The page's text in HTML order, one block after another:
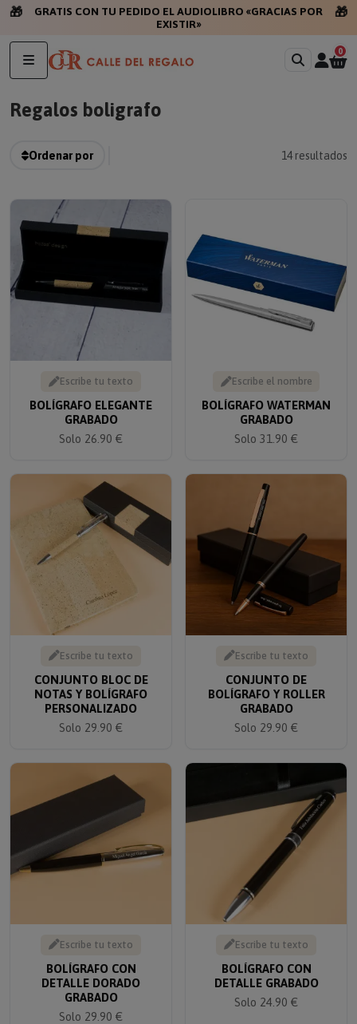
🎁
GRATIS CON TU PEDIDO EL AUDIOLIBRO «GRACIAS POR
EXISTIR»
🎁
0
Regalos boligrafo
Ordenar por 14 resultados
Escribe tu texto
BOLÍGRAFO ELEGANTE
GRABADO
Solo 26.90 €
Escribe el nombre
BOLÍGRAFO WATERMAN
GRABADO
Solo 31.90 €
Escribe tu texto
CONJUNTO BLOC DE
NOTAS Y BOLÍGRAFO
PERSONALIZADO
Solo 29.90 €
Escribe tu texto
CONJUNTO DE
BOLÍGRAFO Y ROLLER
GRABADO
Solo 29.90 €
Escribe tu texto
BOLÍGRAFO CON
DETALLE DORADO
GRABADO
Solo 29.90 €
Escribe tu texto
BOLÍGRAFO CON
DETALLE GRABADO
Solo 24.90 €